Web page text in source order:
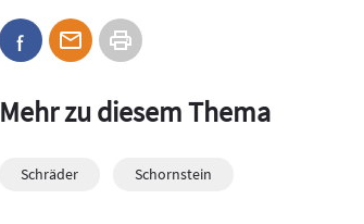
Mehr zu diesem Thema
Schräder Schornstein